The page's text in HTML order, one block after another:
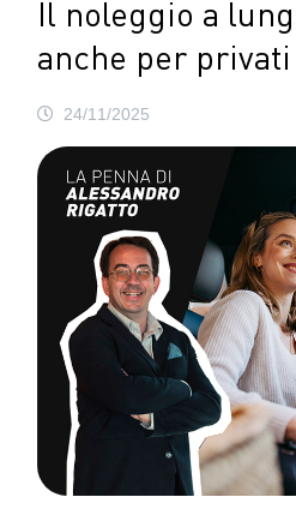
Il noleggio a
anche per privati
24/11/2025